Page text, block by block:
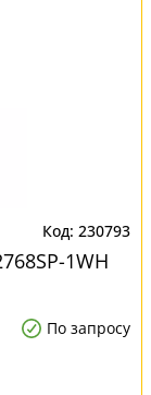
230793
1WH
По запросу